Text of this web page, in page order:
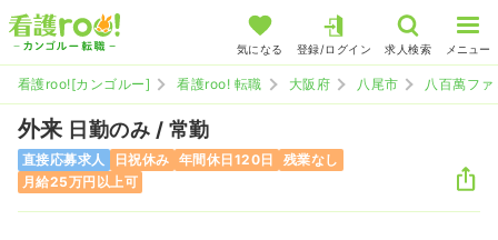
気になる 登録/ログイン 求人検索 メニュー
看護roo![カンゴルー] 看護roo! 転職 大阪府 八尾市 八百萬フ
外来 日勤のみ / 常勤
直接応募求人 日祝休み 年間休日120日
残業なし
月給25万円以上可